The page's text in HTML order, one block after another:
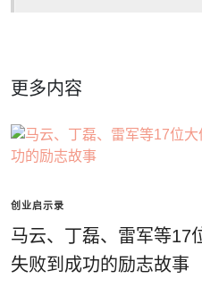
更多内容
创业启示录
马云、丁磊、雷军等17
失败到成功的励志故事